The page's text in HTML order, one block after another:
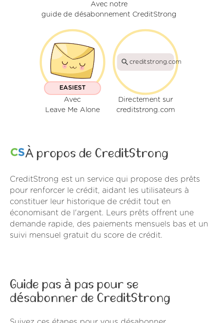
Avec notre
guide de désabonnement CreditStrong
EASIEST
Avec
Leave Me Alone
creditstrong.com
Directement sur
creditstrong.com
À propos de CreditStrong
CreditStrong est un service qui propose des prêts
pour renforcer le crédit, aidant les utilisateurs à
constituer leur historique de crédit tout en
économisant de l'argent. Leurs prêts offrent une
demande rapide, des paiements mensuels bas et un
suivi mensuel gratuit du score de crédit.
Guide pas à pas pour se
désabonner de CreditStrong